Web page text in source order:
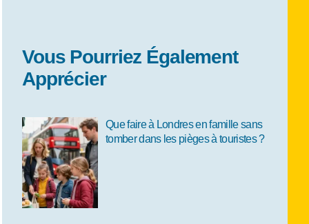
Vous Pourriez Également
Apprécier
Que faire à Londres en famille sans
tomber dans les pièges à touristes ?